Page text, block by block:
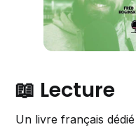
📖 Lecture
Un livre français